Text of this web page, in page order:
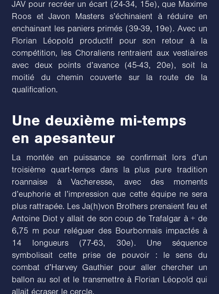
JAV pour recréer un écart (24-34, 15e), que Maxime
Roos et Javon Masters s’échinaient à réduire en
enchainant les paniers primés (39-39, 19e). Avec un
Florian Léopold productif pour son retour à la
compétition, les Choraliens rentraient aux vestiaires
avec deux points d’avance (45-43, 20e), soit la
moitié du chemin couverte sur la route de la
qualification.
Une deuxième mi-temps
en apesanteur
La montée en puissance se confirmait lors d’un
troisième quart-temps dans la plus pure tradition
roannaise à Vacheresse, avec des moments
d’euphorie et l’impression que cette équipe ne sera
plus rattrapée. Les Ja(h)von Brothers prenaient feu et
Antoine Diot y allait de son coup de Trafalgar à + de
6,75 m pour reléguer des Bourbonnais impactés à
14 longueurs (77-63, 30e). Une séquence
symbolisait cette prise de pouvoir : le sens du
combat d’Harvey Gauthier pour aller chercher un
ballon au sol et le transmettre à Florian Léopold qui
allait écraser le cercle.